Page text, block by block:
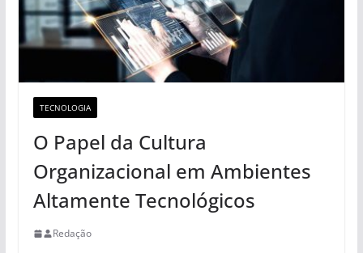
TECNOLOGIA
O Papel da Cultura
Organizacional em Ambientes
Altamente Tecnológicos
Redação